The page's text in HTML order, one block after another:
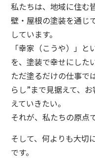
私たちは、地域に住む
壁・屋根の塗装を通じ
しています。
「幸家（こうや）」
を、塗装で幸せにした
ただ塗るだけの仕事で
らし”まで見据えて、
えていきたい。
それが、私たちの原点で
そして、何よりも大切
です。